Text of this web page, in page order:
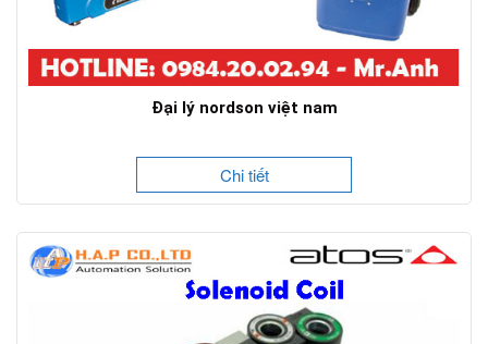
Đại lý nordson việt nam
Chi tiết